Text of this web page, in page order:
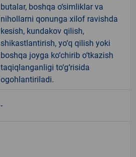
butalar, boshqa o‘simliklar va
nihollarni qonunga xilof ravishda
kesish, kundakov qilish,
shikastlantirish, yo‘q qilish yoki
boshqa joyga ko‘chirib o‘tkazish
taqiqlanganligi to‘g‘risida
ogohlantiriladi.
-